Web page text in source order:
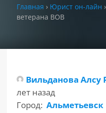
О нас
Позвонить нам
Главная › Юрист он-лайн ›
ветерана ВОВ
Вильданова Алсу
лет назад
Город: Альметьевск